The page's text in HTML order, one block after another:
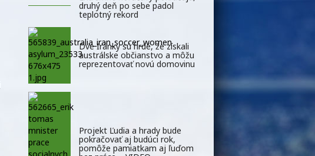
druhý deň po sebe padol
teplotný rekord
Dve Iránky sú hrdé, že získali
austrálske občianstvo a môžu
reprezentovať novú domovinu
Projekt Ľudia a hrady bude
pokračovať aj budúci rok,
pomôže pamiatkam aj ľuďom